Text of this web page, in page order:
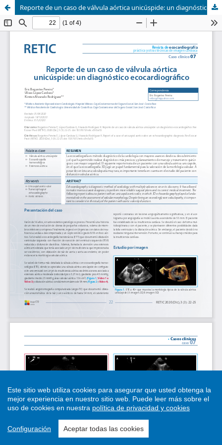
Reporte de un caso de válvula aórtica unicúspide: un diagnóstico ecocardiográfico
Este sitio web utiliza cookies para asegurar que usted obtenga la
mejor experiencia en nuestro sitio web. Puede leer más sobre el
uso de cookies en nuestra política de privacidad y cookies
Configuración Aceptar todas las cookies